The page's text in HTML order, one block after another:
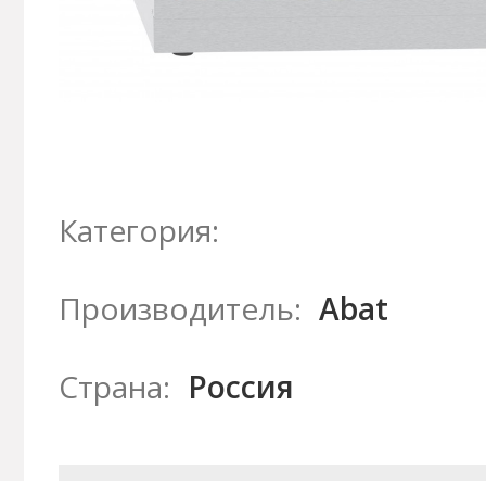
Категория:
Производитель: Abat
Страна: Россия